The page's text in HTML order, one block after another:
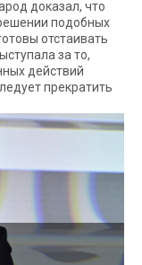
доказал, что
подобных
отстаивать
за то,
действий
прекратить